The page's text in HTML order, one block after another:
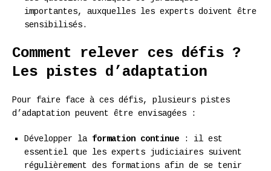
importantes, auxquelles les experts doivent être
sensibilisés.
Comment relever ces défis ?
Les pistes d’adaptation
Pour faire face à ces défis, plusieurs pistes
d’adaptation peuvent être envisagées :
Développer la formation continue : il est
essentiel que les experts judiciaires suivent
régulièrement des formations afin de se tenir